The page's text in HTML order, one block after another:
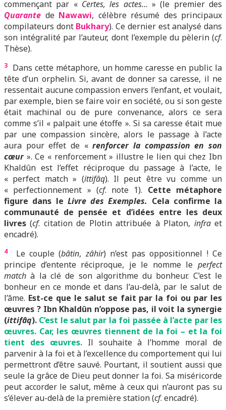
commençant par « Certes, les actes… » (le premier des
Quarante de Nawawi, célèbre résumé des principaux
compilateurs dont Bukhary). Ce dernier est analysé dans
son intégralité par l’auteur, dont l’exemple du pèlerin (cf.
Thèse).
3
Dans cette métaphore, un homme caresse en public la
tête d’un orphelin. Si, avant de donner sa caresse, il ne
ressentait aucune compassion envers l’enfant, et voulait,
par exemple, bien se faire voir en société, ou si son geste
était machinal ou de pure convenance, alors ce sera
comme s’il « palpait une étoffe ». Si sa caresse était mue
par une compassion sincère, alors le passage à l’acte
aura pour effet de «renforcer la compassion en son
cœur». Ce « renforcement » illustre le lien qui chez Ibn
Khaldûn est l’effet réciproque du passage à l’acte, le
« perfect match » (ittifâq). Il peut être vu comme un
« perfectionnement » (cf. note 1). Cette métaphore
figure dans le Livre des Exemples. Cela confirme la
communauté de pensée et d’idées entre les deux
livres (cf. citation de Plotin attribuée à Platon, infraet
encadré).
4 Le couple (bâtin,zâhir) n’est pas oppositionnel ! Ce
principe d’entente réciproque, je le nomme le perfect
match à la clé de son algorithme du bonheur. C’est le
bonheur en ce monde et dans l’au-delà, par le salut de
l’âme. Est-ce que le salut se fait par la foi ou par les
œuvres ? Ibn Khaldûn n’oppose pas, il voit la synergie
(ittifâq). C’est le salut par la foi passée à l’acte par les
œuvres. Car, les œuvres tiennent de la foi – et la foi
tient des œuvres.Il souhaite à l’homme moral de
parvenir à la foi et à l’excellence du comportement qui lui
permettront d’être sauvé. Pourtant, il soutient aussi que
seule la grâce de Dieu peut donner la foi. Sa miséricorde
peut accorder le salut, même à ceux qui n’auront pas su
s’élever au-delà de la première station (cf. encadré).